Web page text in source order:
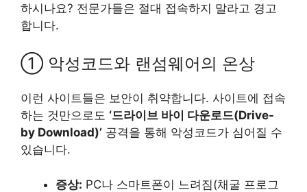
하시나요? 전문가들은 절대 접속하지 말라고 경고
합니다.
① 악성코드와 랜섬웨어의 온상
이런 사이트들은 보안이 취약합니다. 사이트에 접속
하는 것만으로도 ‘드라이브 바이 다운로드(Drive-
by Download)’ 공격을 통해 악성코드가 심어질 수
있습니다.
증상: PC나 스마트폰이 느려짐(채굴 프로그